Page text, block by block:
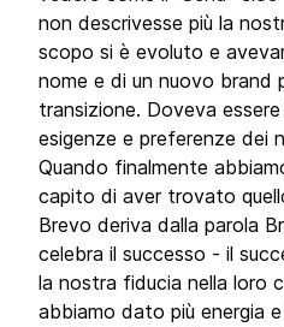
non descrivesse più la
scopo si è evoluto e
nome e di un nuovo brand
transizione. Doveva
esigenze e preferenze dei
Quando finalmente
capito di aver trovato
Brevo deriva dalla parola
celebra il successo - il
la nostra fiducia nella loro
abbiamo dato più energia